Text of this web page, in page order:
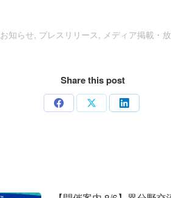
お知らせ, プレスリリース, メディア掲載・
Share this post
Share Share Share